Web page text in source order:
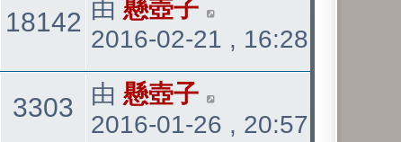
表
18142 觀
看
最
後
發
表
由 懸壺子
2016-02-21 , 16:28
3303 觀最
後
由 懸壺子
2016-01-26 , 20:57